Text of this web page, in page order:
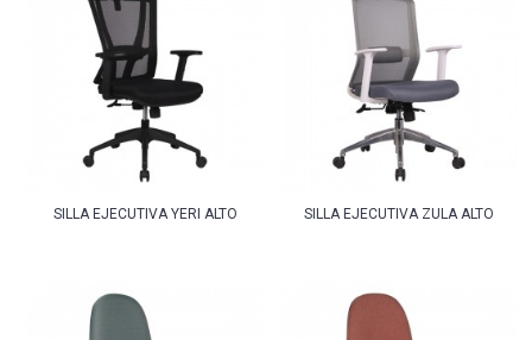
SILLA EJECUTIVA YERI ALTO SILLA EJECUTIVA ZULA ALTO